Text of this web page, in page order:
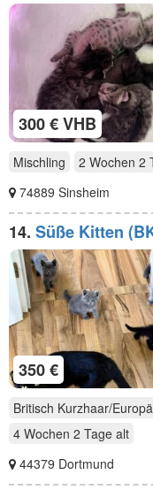
300 € VHB
Mischling 2 Wochen 2
74889 Sinsheim
14. Süße Kitten (BKH EKH Mix)
liebevolles
350 €
Britisch Kurzhaar/
4 Wochen 2 Tage alt
44379 Dortmund